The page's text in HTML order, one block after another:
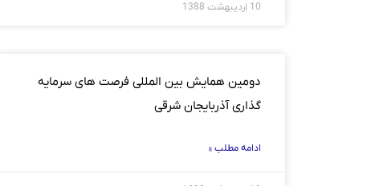
10 اردیبهشت 1388
دومین همایش بین المللی فرصت های سرمایه
گذاری آذربایجان شرقی
ادامه مطلب »